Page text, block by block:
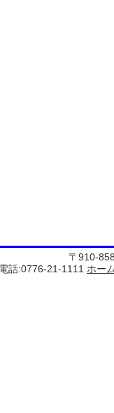
〒910-
電話:0776-21-1111 ホー